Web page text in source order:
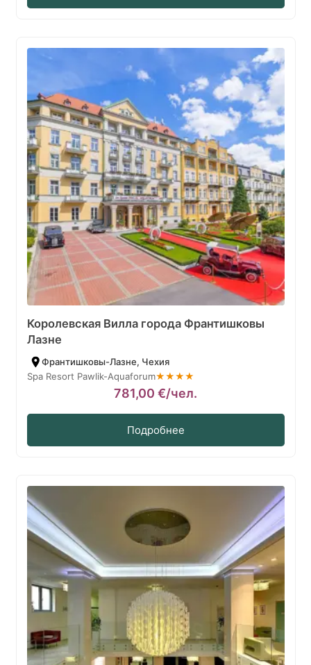
Королевская Вилла города Франтишковы
Лазне
Франтишковы-Лазне, Чехия
Spa Resort Pawlik-Aquaforum★★★★
781,00 €/чел.
Подробнее